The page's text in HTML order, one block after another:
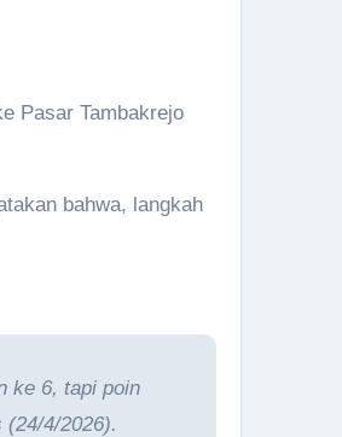
Pasar Tambakrejo
bahwa, langkah
ke 6, tapi poin
4/2026).